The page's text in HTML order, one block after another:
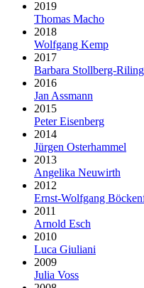
2019
Thomas Macho
2018
Wolfgang Kemp
2017
Barbara Stollberg-
2016
Jan Assmann
2015
Peter Eisenberg
2014
Jürgen Osterhammel
2013
Angelika Neuwirth
2012
Ernst-Wolfgang
2011
Arnold Esch
2010
Luca Giuliani
2009
Julia Voss